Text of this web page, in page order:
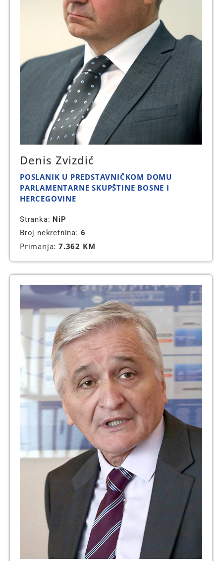
Denis Zvizdić
POSLANIK U PREDSTAVNIČKOM DOMU
PARLAMENTARNE SKUPŠTINE BOSNE I
HERCEGOVINE
Stranka: NiP
Broj nekretnina: 6
Primanja: 7.362 KM